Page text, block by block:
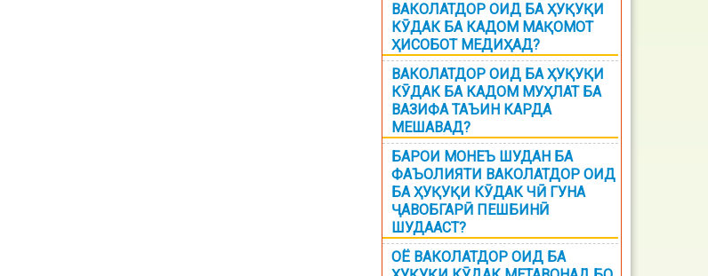
ВАКОЛАТДОР ОИД БА ҲУҚУҚИ
КӮДАК БА КАДОМ МАҚОМОТ
ҲИСОБОТ МЕДИҲАД?
ВАКОЛАТДОР ОИД БА ҲУҚУҚИ
КӮДАК БА КАДОМ МУҲЛАТ БА
ВАЗИФА ТАЪИН КАРДА
МЕШАВАД?
БАРОИ МОНЕЪ ШУДАН БА
ФАЪОЛИЯТИ ВАКОЛАТДОР ОИД
БА ҲУҚУҚИ КӮДАК ЧӢ ГУНА
ҶАВОБГАРӢ ПЕШБИНӢ
ШУДААСТ?
ОЁ ВАКОЛАТДОР ОИД БА